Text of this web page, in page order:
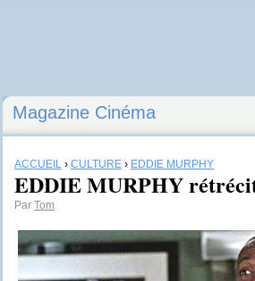
Magazine Cinéma
ACCUEIL › CULTURE › EDDIE MURPHY
EDDIE MURPHY
Par Tom